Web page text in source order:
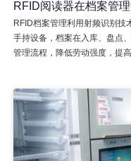
RFID阅读器在档案管
RFID档案管理利用射频识别技
手持设备，档案在入库、盘点
管理流程，降低劳动强度，提